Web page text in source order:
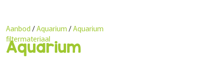
Aquarium
Aanbod /Aquarium /Aquarium
filtermateriaal